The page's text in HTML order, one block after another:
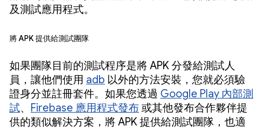
及測試應用程式。
將 APK 提供給測試團隊
如果團隊目前的測試程序是將 APK 分發給測試人
員，讓他們使用 adb 以外的方法安裝，您就必須驗
證身分並註冊套件。如果您透過 Google Play 內部測
試、 Firebase 應用程式發布或其他發布合作夥伴提
供的類似解決方案，將 APK 提供給測試團隊，也適